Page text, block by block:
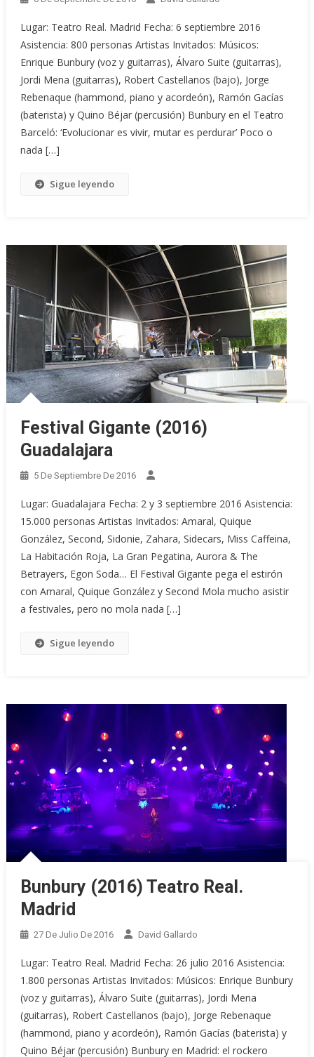
Lugar: Teatro Real. Madrid Fecha: 6 septiembre 2016
Asistencia: 800 personas Artistas Invitados: Músicos:
Enrique Bunbury (voz y guitarras), Álvaro Suite (guitarras),
Jordi Mena (guitarras), Robert Castellanos (bajo), Jorge
Rebenaque (hammond, piano y acordeón), Ramón Gacías
(baterista) y Quino Béjar (percusión) Bunbury en el Teatro
Barceló: ‘Evolucionar es vivir, mutar es perdurar’ Poco o
nada […]
Sigue leyendo
Festival Gigante (2016)
Guadalajara
5 De Septiembre De 2016
Lugar: Guadalajara Fecha: 2 y 3 septiembre 2016 Asistencia:
15.000 personas Artistas Invitados: Amaral, Quique
González, Second, Sidonie, Zahara, Sidecars, Miss Caffeina,
La Habitación Roja, La Gran Pegatina, Aurora & The
Betrayers, Egon Soda… El Festival Gigante pega el estirón
con Amaral, Quique González y Second Mola mucho asistir
a festivales, pero no mola nada […]
Sigue leyendo
Bunbury (2016) Teatro Real.
Madrid
27 De Julio De 2016 David Gallardo
Lugar: Teatro Real. Madrid Fecha: 26 julio 2016 Asistencia:
1.800 personas Artistas Invitados: Músicos: Enrique Bunbury
(voz y guitarras), Álvaro Suite (guitarras), Jordi Mena
(guitarras), Robert Castellanos (bajo), Jorge Rebenaque
(hammond, piano y acordeón), Ramón Gacías (baterista) y
Quino Béjar (percusión) Bunbury en Madrid: el rockero